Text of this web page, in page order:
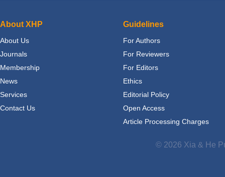
About XHP
About Us
Journals
Membership
News
Services
Contact Us
Guidelines
For Authors
For Reviewers
For Editors
Ethics
Editorial Policy
Open Access
Article Processing Charges
© 2026 Xia & He